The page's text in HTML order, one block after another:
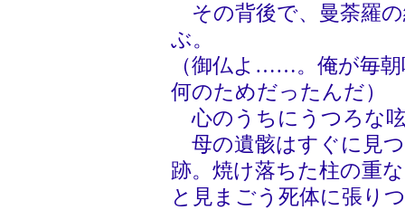
その背後で、曼荼羅
ぶ。
（御仏よ……。俺が毎
何のためだったんだ）
心のうちにうつろな
母の遺骸はすぐに見
跡。焼け落ちた柱の重
と見まごう死体に張り